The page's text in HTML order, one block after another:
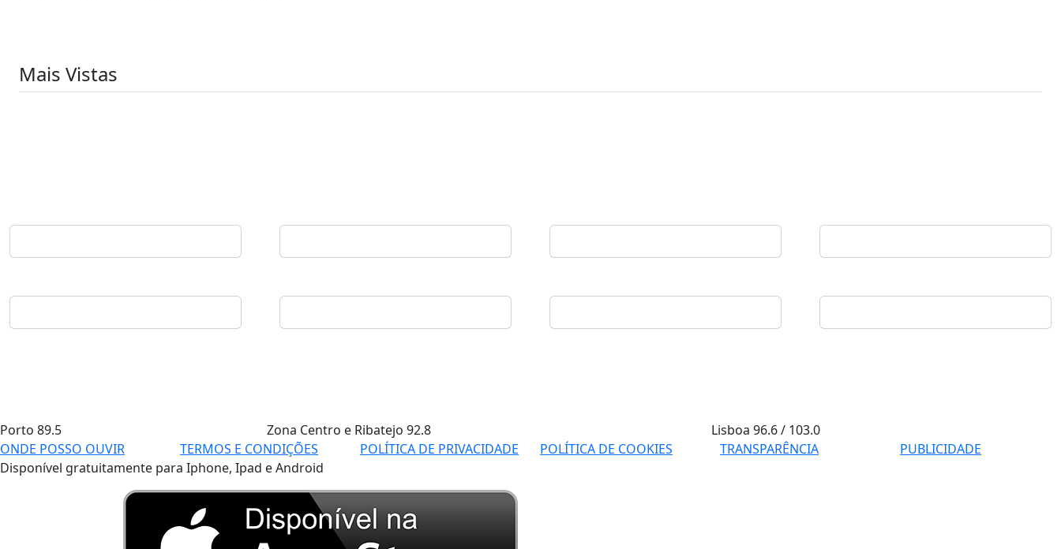
Mais Vistas
Porto 89.5 Zona Centro e Ribatejo 92.8 Lisboa96.6 / 103.0
ONDE POSSO OUVIR
TERMOS E CONDIÇÕES POLÍTICA DE PRIVACIDADE POLÍTICA DE COOKIES TRANSPARÊNCIA
PUBLICIDADE
Disponível gratuitamente para Iphone, Ipad e Android